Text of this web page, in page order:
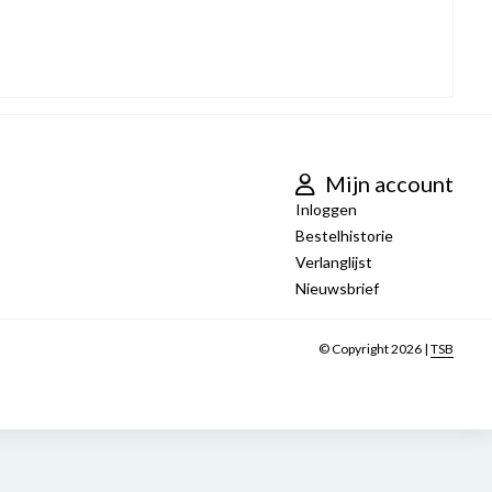
Mijn account
Inloggen
Bestelhistorie
Verlanglijst
Nieuwsbrief
© Copyright 2026 | TSB